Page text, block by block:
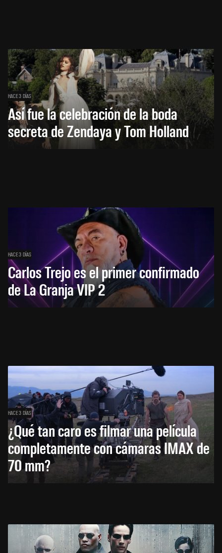
HACE 3 DÍAS
Así fue la celebración de la boda
secreta de Zendaya y Tom Holland
HACE 3 DÍAS
Carlos Trejo es el primer confirmado
de La Granja VIP 2
HACE 3 DÍAS
¿Qué tan caro es filmar una película
completamente con cámaras IMAX de
70 mm?